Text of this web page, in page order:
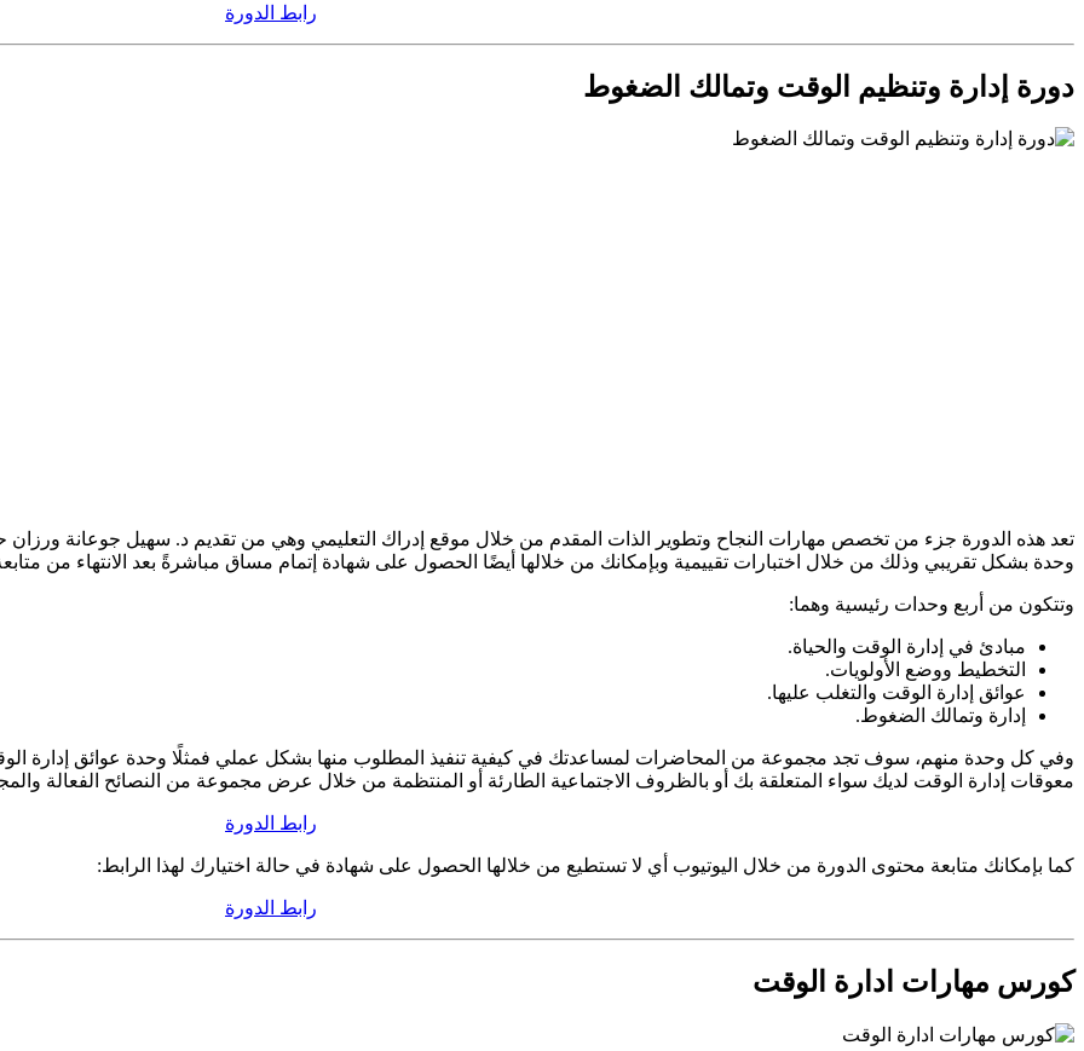
رابط الدورة
دورة إدارة وتنظيم الوقت وتمالك الضغوط
تعد هذه الدورة جزء من تخصص مهارات النجاح وتطوير الذات المقدم من خلال موقع إدراك التعليمي وهي من تقديم د. سهيل جوعانة ورزان
وحدة بشكل تقريبي وذلك من خلال اختبارات تقييمية وبإمكانك من خلالها أيضًا الحصول على شهادة إتمام مساق مباشرةً بعد الانتهاء من
وتتكون من أربع وحدات رئيسية وهما:
مبادئ في إدارة الوقت والحياة.
التخطيط ووضع الأولويات.
عوائق إدارة الوقت والتغلب عليها.
إدارة وتمالك الضغوط.
وفي كل وحدة منهم، سوف تجد مجموعة من المحاضرات لمساعدتك في كيفية تنفيذ المطلوب منها بشكل عملي فمثلًا وحدة عوائق إدارة
معوقات إدارة الوقت لديك سواء المتعلقة بك أو بالظروف الاجتماعية الطارئة أو المنتظمة من خلال عرض مجموعة من النصائح الفعالة
رابط الدورة
كما بإمكانك متابعة محتوى الدورة من خلال اليوتيوب أي لا تستطيع من خلالها الحصول على شهادة في حالة اختيارك لهذا الرابط:
رابط الدورة
كورس مهارات ادارة الوقت